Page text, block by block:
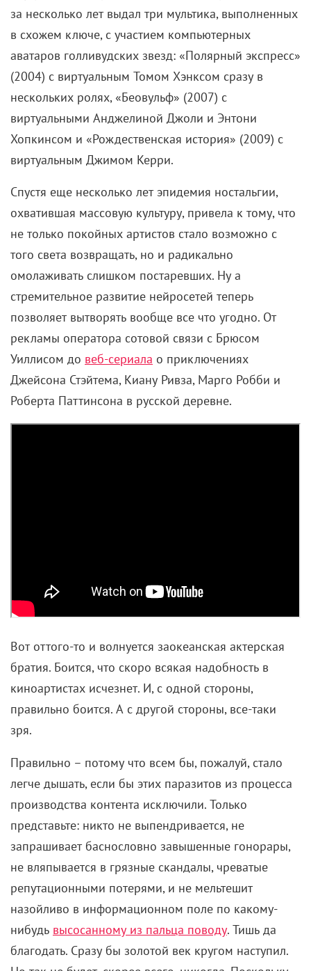
орденоносная контора Industrial Light & Magic
Джорджа Лукаса, организовав на пару два больших
прорыва. Сначала была «Бездна» (1989), где
красовалась объемная физиономия из морской
воды. Затем –«Терминатор 2» с компьютерным
дубликатом головы Роберта Патрика. В 1993 году
уже не Кэмерон и не Лукас, а создатели фильма
«Ворон» совершили еще один, контрольный,
трагически погибшего во время съемок Брэндона
Ли. И тем самым приоткрыли врата между мирами
живых и мертвых, а заодно изрядно размыли грань
между реальностью и виртуальностью
Затем, в нулевых, возникла мода на анимационное
кино, визуально как бы имитирующее игровое. То
есть такое, где все нарисованное, но выглядит при
этом весьма реалистично. Запустила моду японская
видеоигровая студия Square, выпустив в 2001 году
фильм по мотивам своей культовой франшизы Final
Fantasy под названием «Последняя фантазия: Духи
Хопкинсом и «Рождественская история» (2009) с
виртуальным Джимом Керри.
Спустя еще несколько лет эпидемия ностальгии,
охватившая массовую культуру, привела к тому, что
не только покойных артистов стало возможно с
того света возвращать, но и радикально
омолаживать слишком постаревших. Ну а
позволяет вытворять вообще все что угодно. От
рекламы оператора сотовой связи с Брюсом
Уиллисом довеб-сериалао приключениях
Джейсона Стэйтема, Киану Ривза, Марго Робби и
Роберта Паттинсона в русской деревне.